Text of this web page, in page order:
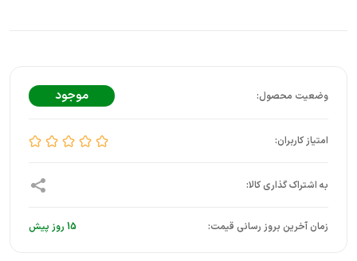
موجود
زمان آخرین بروز رسانی قیمت: 15 روز پیش